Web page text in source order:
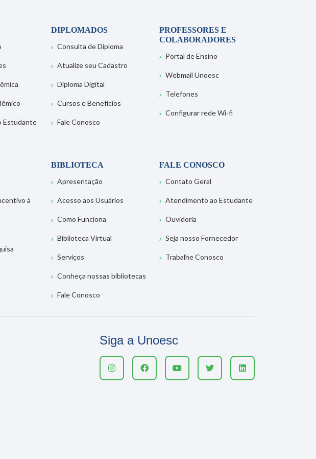
Estudante
DIPLOMADOS
Consulta de Diploma
Atualize seu Cadastro
Diploma Digital
Cursos e Benefícios
Fale Conosco
PROFESSORES E
COLABORADORES
Portal de Ensino
Webmail Unoesc
Telefones
Configurar rede Wi-fi
à
BIBLIOTECA
Apresentação
Acesso aos Usuários
Como Funciona
Biblioteca Virtual
Serviços
Conheça nossas bibliotecas
Fale Conosco
FALE CONOSCO
Contato Geral
Atendimento ao Estudante
Ouvidoria
Seja nosso Fornecedor
Trabalhe Conosco
Siga a Unoesc